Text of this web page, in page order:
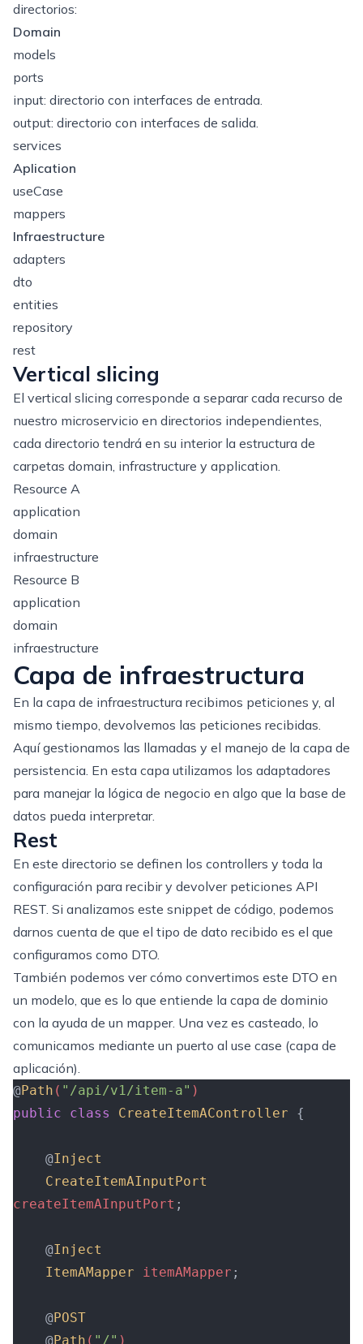
directorios:
Domain
models
ports
input: directorio con interfaces de entrada.
output: directorio con interfaces de salida.
services
Aplication
useCase
mappers
Infraestructure
adapters
dto
entities
repository
rest
Vertical slicing
El vertical slicing corresponde a separar cada recurso de
nuestro microservicio en directorios independientes,
cada directorio tendrá en su interior la estructura de
carpetas domain, infrastructure y application.
Resource A
application
domain
infraestructure
Resource B
application
domain
infraestructure
Capa de infraestructura
En la capa de infraestructura recibimos peticiones y, al
mismo tiempo, devolvemos las peticiones recibidas.
Aquí gestionamos las llamadas y el manejo de la capa de
persistencia. En esta capa utilizamos los adaptadores
para manejar la lógica de negocio en algo que la base de
datos pueda interpretar.
Rest
En este directorio se definen los controllers y toda la
configuración para recibir y devolver peticiones API
REST. Si analizamos este snippet de código, podemos
darnos cuenta de que el tipo de dato recibido es el que
configuramos como DTO.
También podemos ver cómo convertimos este DTO en
un modelo, que es lo que entiende la capa de dominio
con la ayuda de un mapper. Una vez es casteado, lo
comunicamos mediante un puerto al use case (capa de
aplicación).
@Path ( "/api/v1/item-a" )
public class CreateItemAController {
    @
Inject
    CreateItemAInputPort
createItemAInputPort ;
    @
Inject
    ItemAMapper
itemAMapper ;
    @
POST
    @
Path ( "/" )